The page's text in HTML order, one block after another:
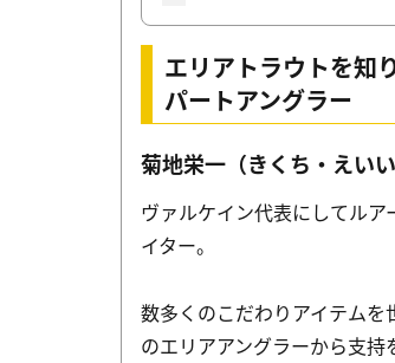
エリアトラウトを知
パートアングラー
菊地栄一（きくち・えいい
ヴァルケイン代表にしてルア
イター。
数多くのこだわりアイテムを
のエリアアングラーから支持